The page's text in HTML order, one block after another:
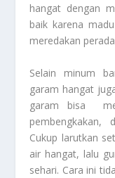
hangat dengan
baik karena
meredakan
Selain minum
garam hangat
garam bisa
pembengkakan,
Cukup larutkan
air hangat, lalu
sehari. Cara ini